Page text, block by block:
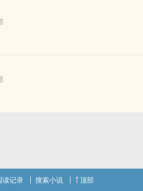
多，因为是安利向的，希望能把他俩的故
花吐症，私设巨多，ooc我的我的我的！
时光移动的城市》，中段推荐配合食用曲
配合食用曲目-《夜的钢琴曲五》，未到下
后段之间会有破折号分开。
读记录 搜索小说 顶部